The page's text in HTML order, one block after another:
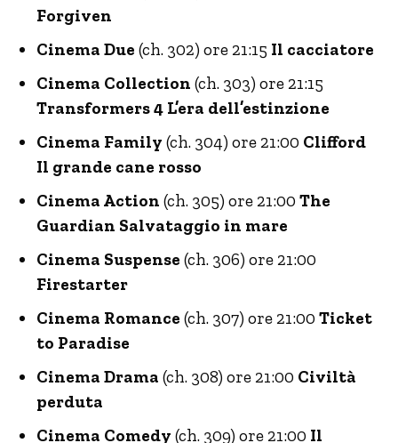
Forgiven
Cinema Due (ch. 302) ore 21:15 Il cacciatore
Cinema Collection (ch. 303) ore 21:15
Transformers 4 L’era dell’estinzione
Cinema Family (ch. 304) ore 21:00 Clifford
Il grande cane rosso
Cinema Action (ch. 305) ore 21:00 The
Guardian Salvataggio in mare
Cinema Suspense (ch. 306) ore 21:00
Firestarter
Cinema Romance (ch. 307) ore 21:00 Ticket
to Paradise
Cinema Drama (ch. 308) ore 21:00 Civiltà
perduta
Cinema Comedy (ch. 309) ore 21:00 Il